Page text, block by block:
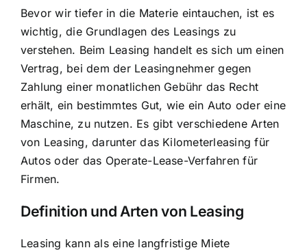
Bevor wir tiefer in die Materie eintauchen, ist es
wichtig, die Grundlagen des Leasings zu
verstehen. Beim Leasing handelt es sich um einen
Vertrag, bei dem der Leasingnehmer gegen
Zahlung einer monatlichen Gebühr das Recht
erhält, ein bestimmtes Gut, wie ein Auto oder eine
Maschine, zu nutzen. Es gibt verschiedene Arten
von Leasing, darunter das Kilometerleasing für
Autos oder das Operate-Lease-Verfahren für
Firmen.
Definition und Arten von Leasing
Leasing kann als eine langfristige Miete